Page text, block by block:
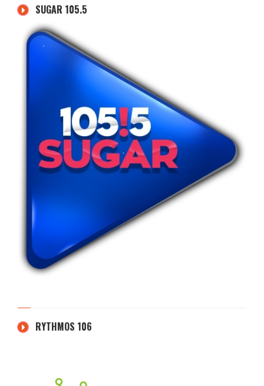
SUGAR 105.5
RYTHMOS 106